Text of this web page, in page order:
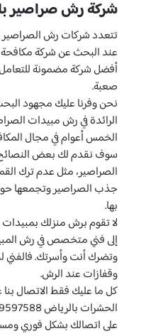
شركة رش صراصير
تتعدد شركات رش الصراصير
عند البحث عن شركة مكافحة
أفضل شركة مضمونة
صعبة.
نحن وفرنا عليك مجهود
الرائدة في رش مبيدات
الخمس أعوام في مجال
سوف نقدم لك بعض النصائح
الصراصير، مثل عدم ترك
جذب الصراصير وتجمعها
بها.
لا تقوم برش منزلك
إلى فني متخصص في رش
وتضرك أنت وأسرتك. فالفني
وقفازات عند الرش.
كل ما عليك فقط الاتصال
على اتصالك بشكل فوري